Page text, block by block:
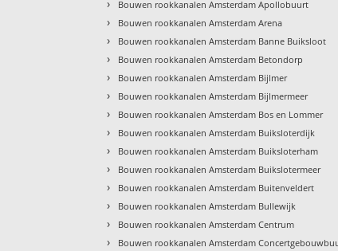
› Bouwen rookkanalen Amsterdam Apollobuurt
› Bouwen rookkanalen Amsterdam Arena
› Bouwen rookkanalen Amsterdam Banne Buiksloot
› Bouwen rookkanalen Amsterdam Betondorp
› Bouwen rookkanalen Amsterdam Bijlmer
› Bouwen rookkanalen Amsterdam Bijlmermeer
› Bouwen rookkanalen Amsterdam Bos en Lommer
› Bouwen rookkanalen Amsterdam Buiksloterdijk
› Bouwen rookkanalen Amsterdam Buiksloterham
› Bouwen rookkanalen Amsterdam Buikslotermeer
› Bouwen rookkanalen Amsterdam Buitenveldert
› Bouwen rookkanalen Amsterdam Bullewijk
› Bouwen rookkanalen Amsterdam Centrum
› Bouwen rookkanalen Amsterdam